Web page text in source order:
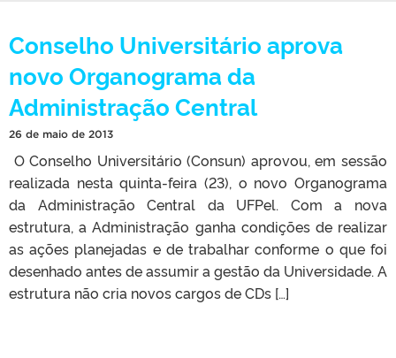
Conselho Universitário aprova
novo Organograma da
Administração Central
26 de maio de 2013
O Conselho Universitário (Consun) aprovou, em sessão
realizada nesta quinta-feira (23), o novo Organograma
da Administração Central da UFPel. Com a nova
estrutura, a Administração ganha condições de realizar
as ações planejadas e de trabalhar conforme o que foi
desenhado antes de assumir a gestão da Universidade. A
estrutura não cria novos cargos de CDs […]